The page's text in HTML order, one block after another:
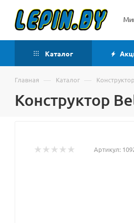
Каталог
Главная — Каталог —
Конструктор
Артикул: